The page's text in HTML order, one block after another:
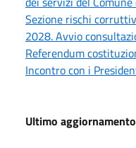
Sezione rischi
2028. Avvio
Referendum
Incontro con i
Ultimo aggiornamento